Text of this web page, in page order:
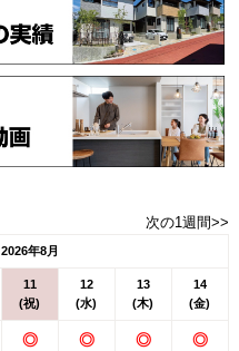
次の1週間>>
2026年8月
11
(祝)
12
(水)
13
(木)
14
(金)
◎ ◎ ◎ ◎